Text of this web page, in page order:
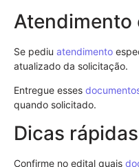
Atendimento
Se pediu atendimento
atualizado da solicitação.
Entregue esses
quando solicitado.
Dicas
Confirme no edital quais